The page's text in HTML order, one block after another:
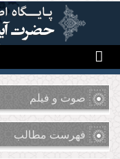
رفتن به محتوای اصلی
صوت و فیلم
فهرست مطالب